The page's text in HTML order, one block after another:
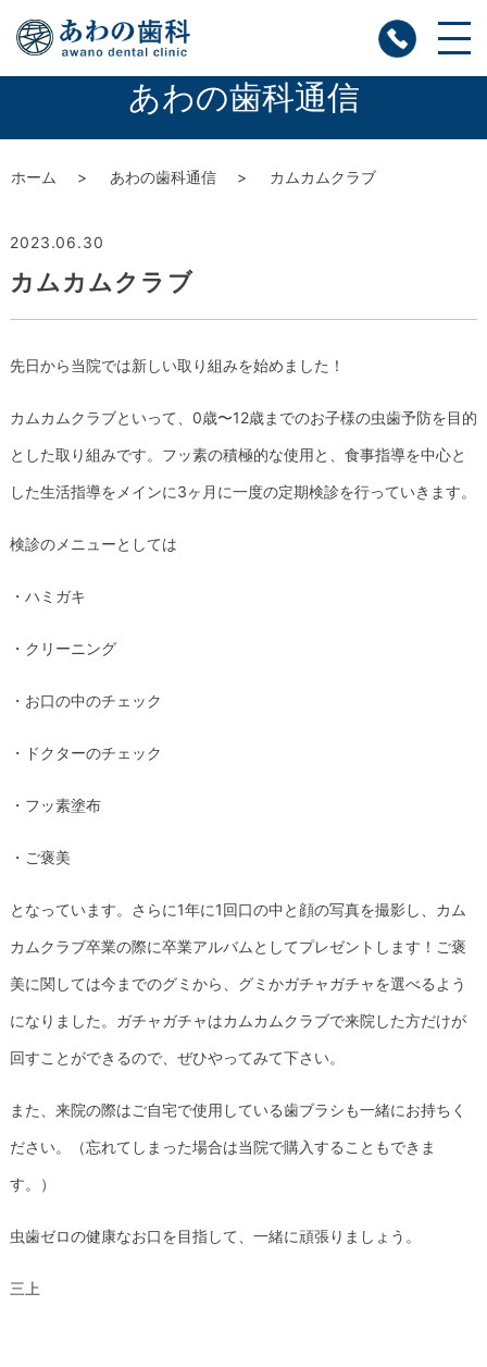
あわの歯科通信
ホーム あわの歯科通信 カムカムクラブ
2023.06.30
カムカムクラブ
先日から当院では新しい取り組みを始めました！
カムカムクラブといって、0歳〜12歳までのお子様の虫歯予防を目的
とした取り組みです。フッ素の積極的な使用と、 食事指導を中心と
した生活指導をメインに3ヶ月に一度の定期検診を行っていきます。
検診のメニューとしては
・ハミガキ
・クリーニング
・お口の中のチェック
・ドクターのチェック
・フッ素塗布
・ご褒美
となっています。さらに1年に1回口の中と顔の写真を撮影し、 カム
カムクラブ卒業の際に卒業アルバムとしてプレゼントします！ ご褒
美に関しては今までのグミから、 グミかガチャガチャを選べるよう
になりました。 ガチャガチャはカムカムクラブで来院した方だけが
回すことができ るので、ぜひやってみて下さい。
また、 来院の際はご自宅で使用している歯ブラシも一緒にお持ちく
ださい。（忘れてしまった場合は当院で購入することもできま
す。）
虫歯ゼロの健康なお口を目指して、一緒に頑張りましょう。
三上